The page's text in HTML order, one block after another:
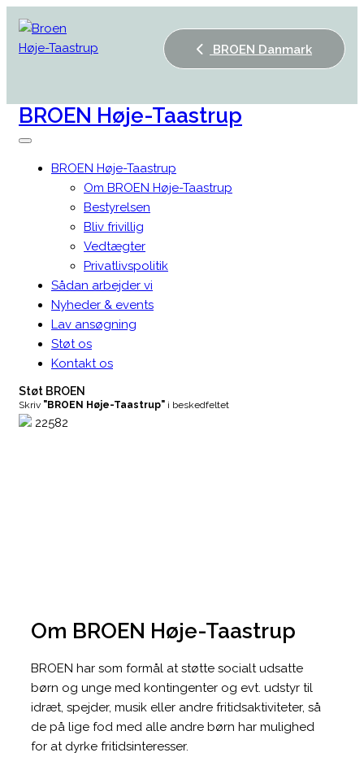
BROEN Danmark
BROEN Høje-Taastrup
BROEN Høje-Taastrup
Om BROEN Høje-Taastrup
Bestyrelsen
Bliv frivillig
Vedtægter
Privatlivspolitik
Sådan arbejder vi
Nyheder & events
Lav ansøgning
Støt os
Kontakt os
Støt BROEN
Skriv "BROEN Høje-Taastrup" i beskedfeltet
22582
Om BROEN Høje-Taastrup
BROEN har som formål at støtte socialt udsatte
børn og unge med kontingenter og evt. udstyr til
idræt, spejder, musik eller andre fritidsaktiviteter, så
de på lige fod med alle andre børn har mulighed
for at dyrke fritidsinteresser.